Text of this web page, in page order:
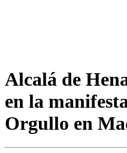
Alcalá de
en la
Orgullo en